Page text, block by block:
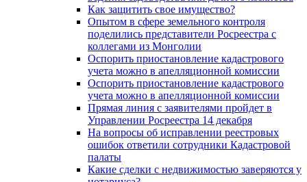
Как защитить свое имущество?
Опытом в сфере земельного контроля
поделились представители Росреестра с
коллегами из Монголии
Оспорить приостановление кадастрового
учета можно в апелляционной комиссии
Оспорить приостановление кадастрового
учета можно в апелляционной комиссии
Прямая линия с заявителями пройдет в
Управлении Росреестра 14 декабря
На вопросы об исправлении реестровых
ошибок ответили сотрудники Кадастровой
палаты
Какие сделки с недвижимостью заверяются у